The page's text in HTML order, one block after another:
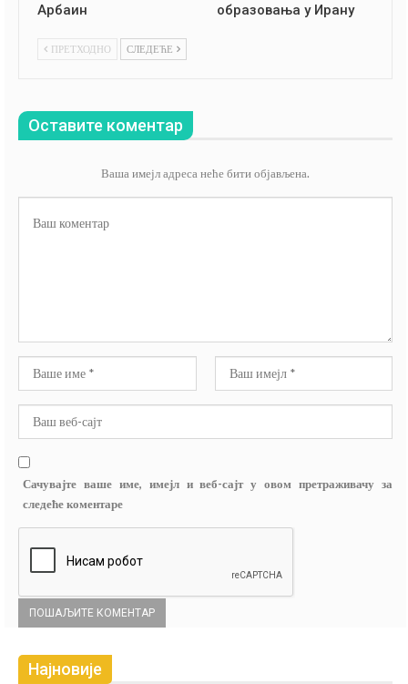
Арбаин
образовања у Ирану
ПРЕТХОДНО СЛЕДЕЋЕ
Оставите коментар
Ваша имејл адреса неће бити објављена.
Сачувајте ваше име, имејл и веб-сајт у овом претраживачу за
следеће коментаре
Најновије